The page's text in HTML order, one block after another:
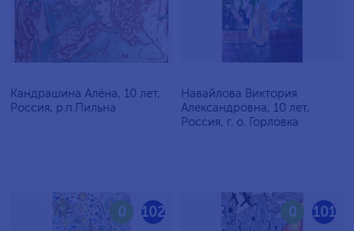
Кандрашина Алёна, 10 лет,
Россия, р.п.Пильна
Навайлова Виктория
Александровна, 10 лет,
Россия, г. о. Горловка
102
0 101
0